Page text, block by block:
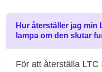
Hur återställer jag min
lampa om den slutar
För att återställa LTC